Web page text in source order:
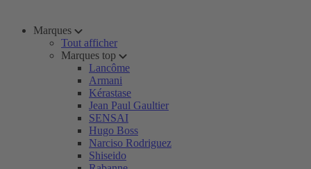
Marques
Tout afficher
Marques top
Lancôme
Armani
Kérastase
Jean Paul Gaultier
SENSAI
Hugo Boss
Narciso Rodriguez
Shiseido